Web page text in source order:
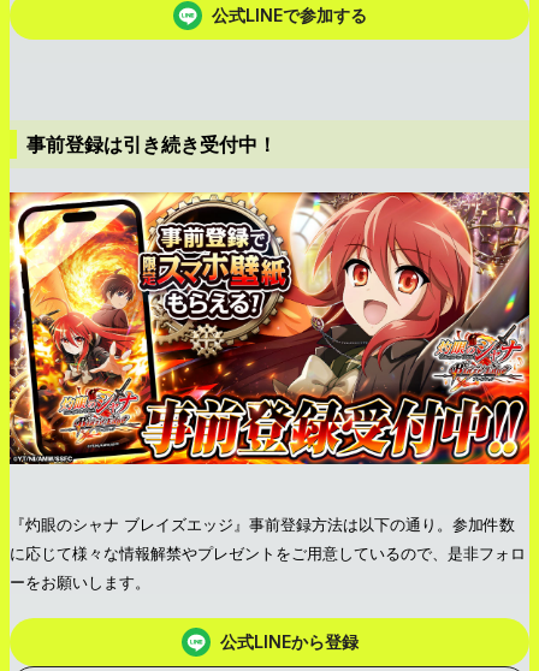
公式LINEで参加する
事前登録は引き続き受付中！
『灼眼のシャナ ブレイズエッジ』事前登録方法は以下の通り。参加件数
に応じて様々な情報解禁やプレゼントをご用意しているので、是非フォロ
ーをお願いします。
公式LINEから登録